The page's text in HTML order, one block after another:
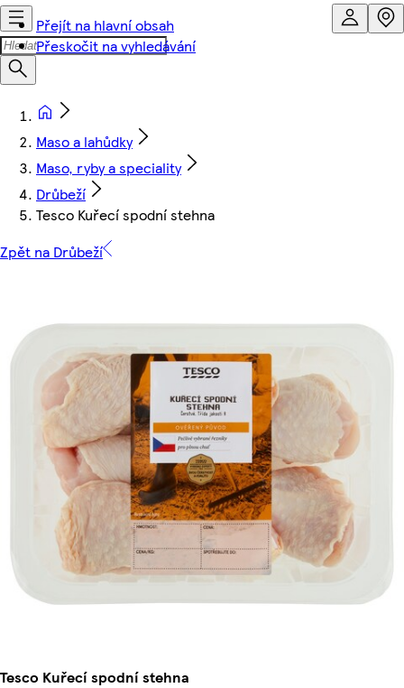
Přejít na hlavní obsah
Přeskočit na vyhledávání
Maso a lahůdky
Maso, ryby a speciality
Drůbeží
Tesco Kuřecí spodní stehna
Zpět na Drůbeží
Tesco Kuřecí spodní stehna